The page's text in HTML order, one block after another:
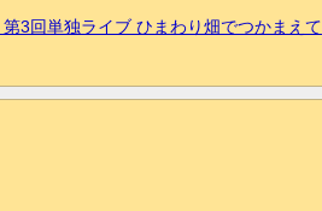
3回単独ライブ ひまわり畑でつかまえて